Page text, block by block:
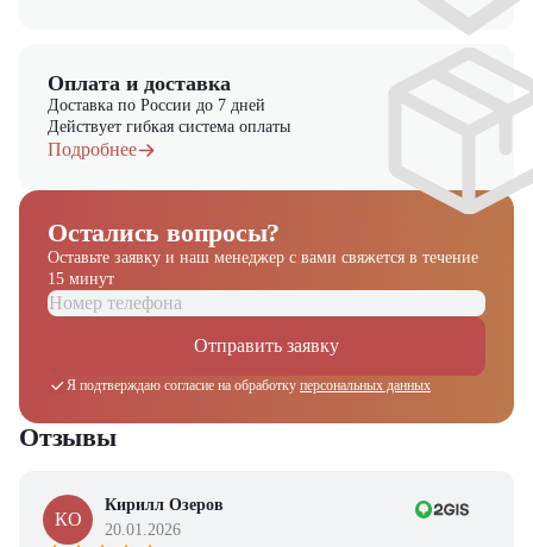
Оплата и доставка
Доставка по России до 7 дней
Действует гибкая система оплаты
Подробнее
Остались вопросы?
Оставьте заявку и наш менеджер с вами свяжется в течение
15 минут
Отправить заявку
Я подтверждаю согласие на обработку персональных данных
Отзывы
КО
Кирилл Озеров
20.01.2026